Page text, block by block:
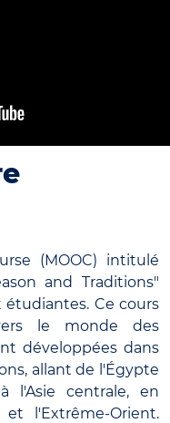
(MOOC) intitulé
and Traditions"
Ce cours
le monde des
développées dans
allant de l'Égypte
l'Asie centrale, en
l'Extrême-Orient.